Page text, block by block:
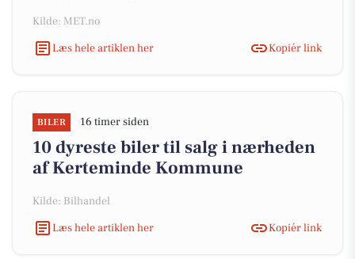
Kilde: MET.no
Læs hele artiklen her
Kopiér link
BILER 16 timer siden
10 dyreste biler til salg i nærheden
af Kerteminde Kommune
Kilde: Bilhandel
Læs hele artiklen her
Kopiér link